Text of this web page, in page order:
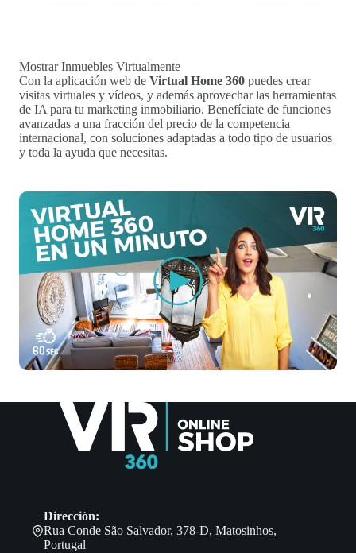
Mostrar Inmuebles Virtualmente
Con la aplicación web de Virtual Home 360 puedes crear
visitas virtuales y vídeos, y además aprovechar las herramientas
de IA para tu marketing inmobiliario. Benefíciate de funciones
avanzadas a una fracción del precio de la competencia
internacional, con soluciones adaptadas a todo tipo de usuarios
y toda la ayuda que necesitas.
Dirección:
Rua Conde São Salvador, 378-D, Matosinhos,
Portugal